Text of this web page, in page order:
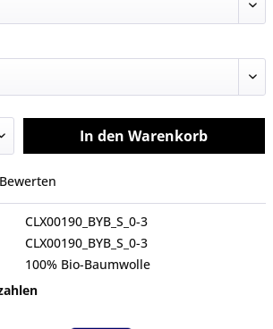
In den Warenkorb
Bewerten
CLX00190_BYB_S_0-3
CLX00190_BYB_S_0-3
100% Bio-Baumwolle